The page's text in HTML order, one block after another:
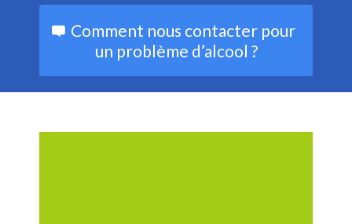
Comment nous contacter pour
un problème d’alcool ?